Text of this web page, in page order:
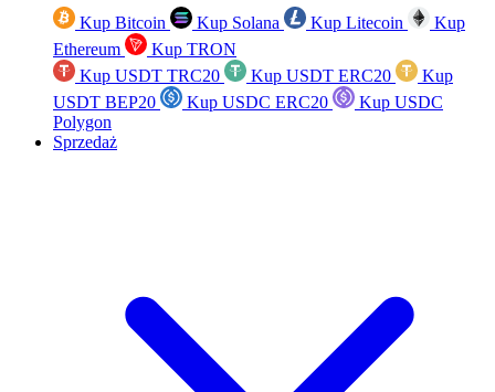
Kup Bitcoin Kup Solana Kup Litecoin
Kup
Ethereum
Kup TRON
Kup USDT TRC20
Kup USDT ERC20
Kup
USDT BEP20
Kup USDC ERC20
Kup USDC
Polygon
Sprzedaż